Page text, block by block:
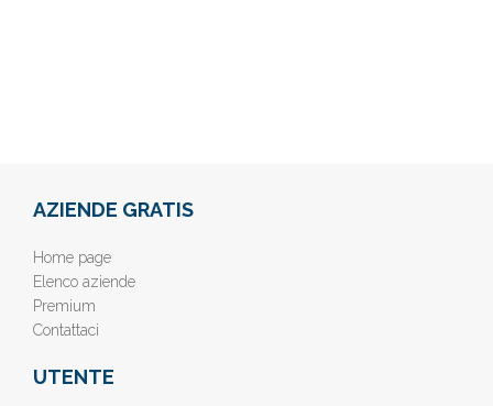
AZIENDE GRATIS
Home page
Elenco aziende
Premium
Contattaci
UTENTE